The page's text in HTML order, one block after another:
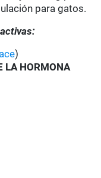
para gatos.
)
LA HORMONA